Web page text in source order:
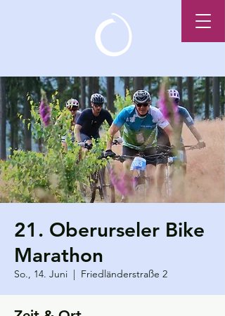
21. Oberurseler Bike
Marathon
So., 14. Juni
  |
Friedländerstraße 2